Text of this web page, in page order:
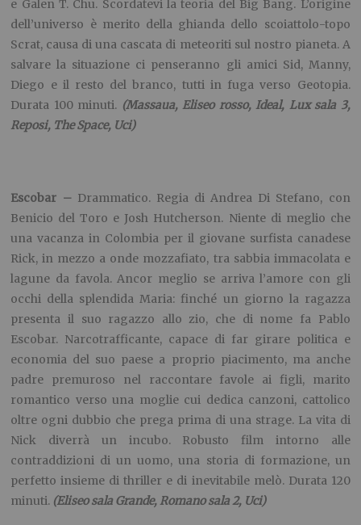
e Galen T. Chu. Scordatevi la teoria del Big Bang. L’origine
dell’universo è merito della ghianda dello scoiattolo-topo
Scrat, causa di una cascata di meteoriti sul nostro pianeta. A
salvare la situazione ci penseranno gli amici Sid, Manny,
Diego e il resto del branco, tutti in fuga verso Geotopia.
Durata 100 minuti. (Massaua, Eliseo rosso, Ideal, Lux sala 3,
Reposi, The Space, Uci)
Escobar – Drammatico. Regia di Andrea Di Stefano, con
Benicio del Toro e Josh Hutcherson. Niente di meglio che
una vacanza in Colombia per il giovane surfista canadese
Rick, in mezzo a onde mozzafiato, tra sabbia immacolata e
lagune da favola. Ancor meglio se arriva l’amore con gli
occhi della splendida Maria: finché un giorno la ragazza
presenta il suo ragazzo allo zio, che di nome fa Pablo
Escobar. Narcotrafficante, capace di far girare politica e
economia del suo paese a proprio piacimento, ma anche
padre premuroso nel raccontare favole ai figli, marito
romantico verso una moglie cui dedica canzoni, cattolico
oltre ogni dubbio che prega prima di una strage. La vita di
Nick diverrà un incubo. Robusto film intorno alle
contraddizioni di un uomo, una storia di formazione, un
perfetto insieme di thriller e di inevitabile melò. Durata 120
minuti. (Eliseo sala Grande, Romano sala 2, Uci)